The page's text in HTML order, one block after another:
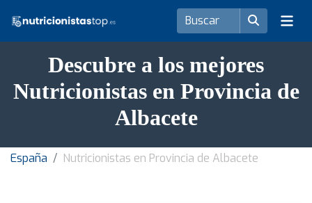
Descubre a los mejores
Nutricionistas en Provincia de
Albacete
España Nutricionistas en Provincia de Albacete